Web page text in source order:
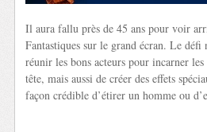
Il aura fallu près de 45 ans pour voir
Fantastiques sur le grand écran. Le défi
réunir les bons acteurs pour incarner les
tête, mais aussi de créer des effets
façon crédible d’étirer un homme ou